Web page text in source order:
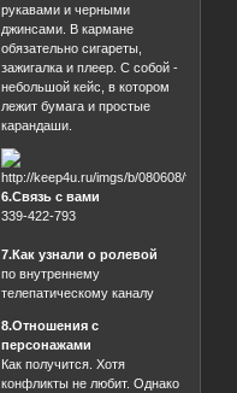
рукавами и черными
джинсами. В кармане
обязательно сигареты,
зажигалка и плеер. С собой -
небольшой кейс, в котором
лежит бумага и простые
карандаши.
6.Связь с вами
339-422-793
7.Как узнали о ролевой
по внутреннему
телепатическому каналу
8.Отношения с
персонажами
Как получится. Хотя
конфликты не любит. Однако